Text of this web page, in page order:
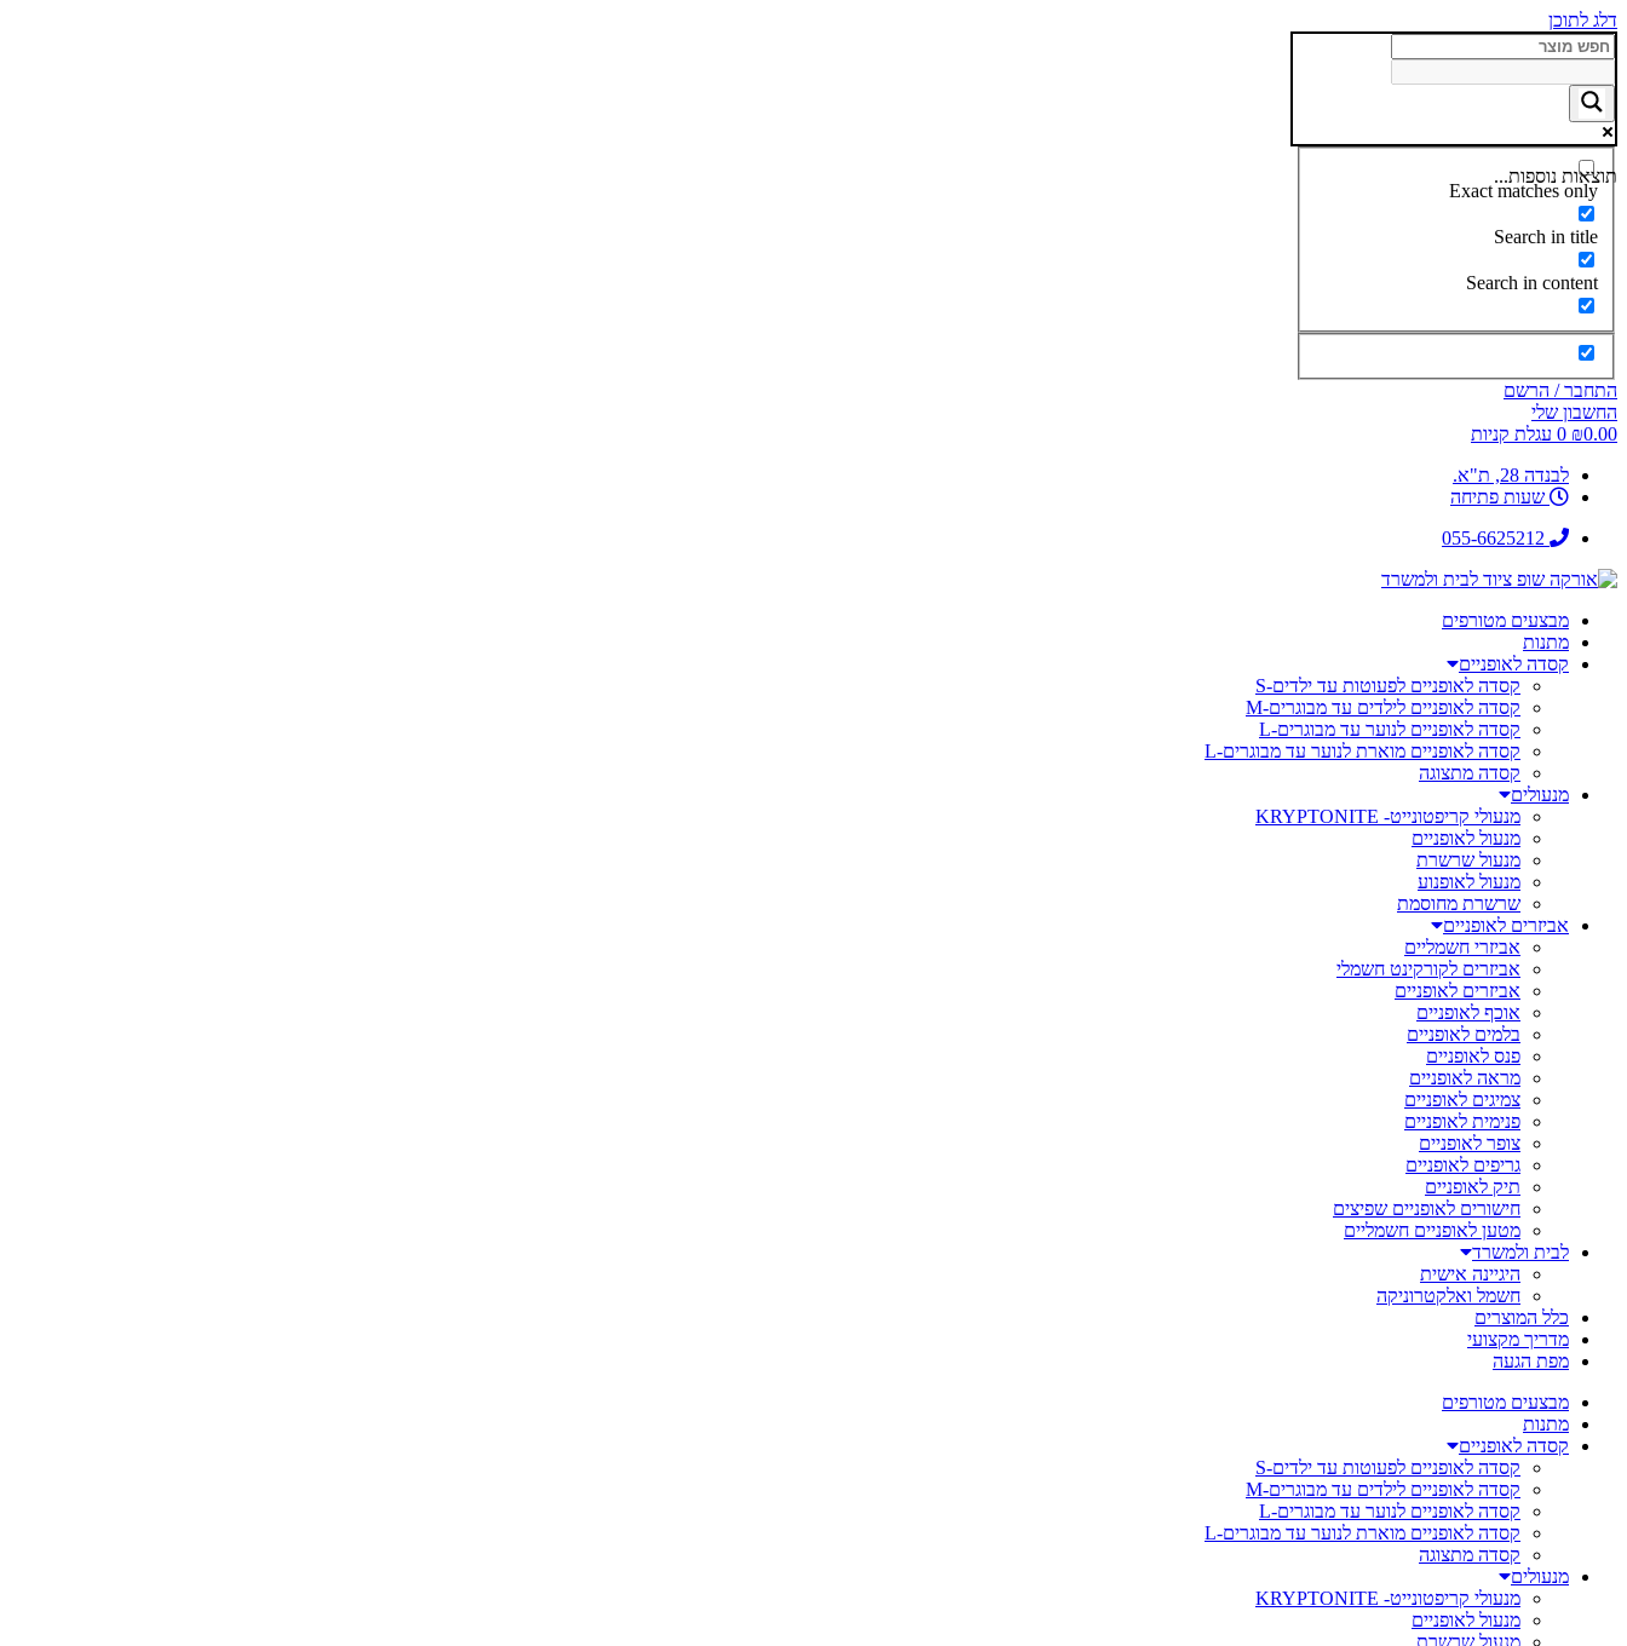
דלג לתוכן
תוצאות נוספות...
Exact matches only
Search in title
Search in content
התחבר / הרשם
החשבון שלי
₪0.00
0 עגלת קניות
לבנדה 28, ת"א.
שעות פתיחה
055-6625212
מבצעים מטורפים
מתנות
קסדה לאופניים
קסדה לאופניים לפעוטות עד ילדים-S
קסדה לאופניים לילדים עד מבוגרים-M
קסדה לאופניים לנוער עד מבוגרים-L
קסדה לאופניים מוארת לנוער עד מבוגרים-L
קסדה מתצוגה
מנעולים
מנעולי קריפטונייט- KRYPTONITE
מנעול לאופניים
מנעול שרשרת
מנעול לאופנוע
שרשרת מחוסמת
אביזרים לאופניים
אביזרי חשמליים
אביזרים לקורקינט חשמלי
אביזרים לאופניים
אוכף לאופניים
בלמים לאופניים
פנס לאופניים
מראה לאופניים
צמיגים לאופניים
פנימית לאופניים
צופר לאופניים
גריפים לאופניים
תיק לאופניים
חישורים לאופניים שפיצים
מטען לאופניים חשמליים
לבית ולמשרד
היגיינה אישית
חשמל ואלקטרוניקה
כלל המוצרים
מדריך מקצועי
מפת הגעה
מבצעים מטורפים
מתנות
קסדה לאופניים
קסדה לאופניים לפעוטות עד ילדים-S
קסדה לאופניים לילדים עד מבוגרים-M
קסדה לאופניים לנוער עד מבוגרים-L
קסדה לאופניים מוארת לנוער עד מבוגרים-L
קסדה מתצוגה
מנעולים
מנעולי קריפטונייט- KRYPTONITE
מנעול לאופניים